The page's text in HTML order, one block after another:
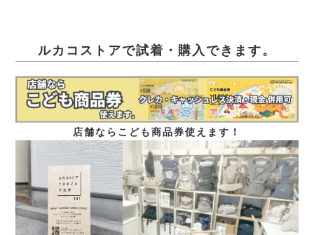
ルカコストアで試着・購入できます。
店舗ならこども商品券使えます！